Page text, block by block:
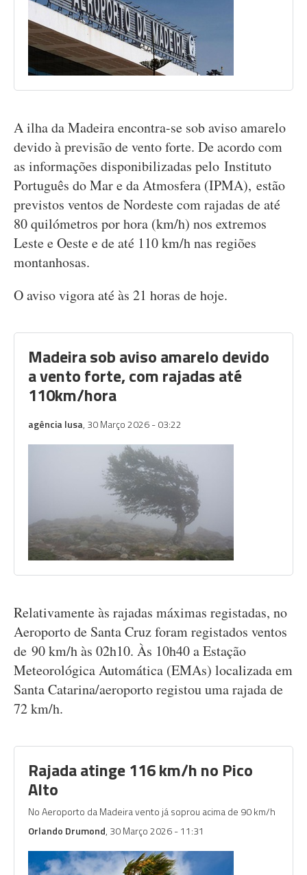
A ilha da Madeira encontra-se sob aviso amarelo
devido à previsão de vento forte. De acordo com
as informações disponibilizadas pelo Instituto
Português do Mar e da Atmosfera (IPMA), estão
previstos ventos de Nordeste com rajadas de até
80 quilómetros por hora (km/h) nos extremos
Leste e Oeste e de até 110 km/h nas regiões
montanhosas.
O aviso vigora até às 21 horas de hoje.
Madeira sob aviso amarelo devido
a vento forte, com rajadas até
110km/hora
agência lusa, 30 Março 2026 - 03:22
Relativamente às rajadas máximas registadas, no
Aeroporto de Santa Cruz foram registados ventos
de 90 km/h às 02h10. Às 10h40 a Estação
Meteorológica Automática (EMAs) localizada em
Santa Catarina/aeroporto registou uma rajada de
72 km/h.
Rajada atinge 116 km/h no Pico
Alto
No Aeroporto da Madeira vento já soprou acima de 90 km/h
Orlando Drumond, 30 Março 2026 - 11:31